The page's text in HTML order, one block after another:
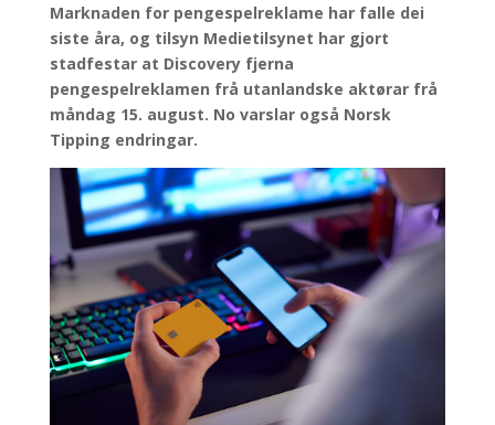
Marknaden for pengespelreklame har falle dei
siste åra, og tilsyn Medietilsynet har gjort
stadfestar at Discovery fjerna
pengespelreklamen frå utanlandske aktørar frå
måndag 15. august. No varslar også Norsk
Tipping endringar.